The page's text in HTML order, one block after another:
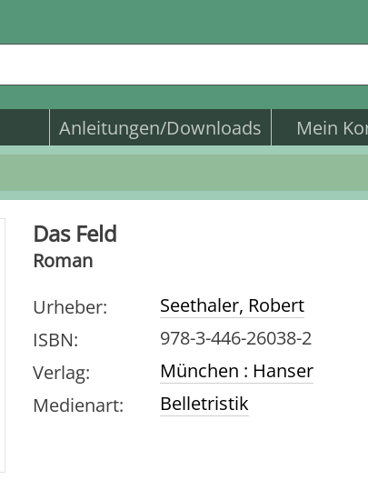
Anleitungen/Downloads Mein
Das Feld
Roman
Urheber:
Seethaler, Robert
ISBN:
978-3-446-26038-2
Verlag:
München : Hanser
Medienart: Belletristik